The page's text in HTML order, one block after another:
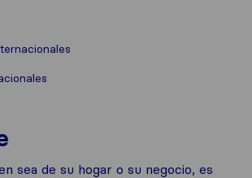
sea de su hogar o su negocio, es